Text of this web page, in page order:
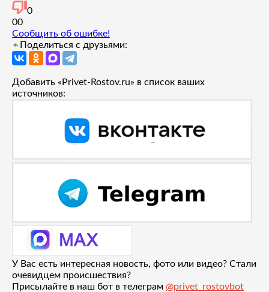
0
00
Сообщить об ошибке!
Поделиться с друзьями:
Добавить «Privet-Rostov.ru» в список ваших
источников:
У Вас есть интересная новость, фото или видео? Стали
очевидцем происшествия?
Присылайте в наш бот в телеграм @privet_rostovbot